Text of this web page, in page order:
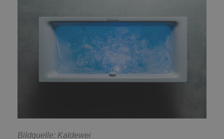
Bildquelle: Kaldewei